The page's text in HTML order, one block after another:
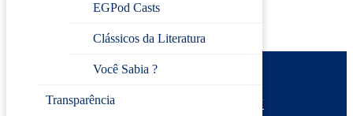
EGPod Casts
Clássicos da Literatura
Você Sabia ?
Transparência
Escola de Gestão Pública
CIJUN